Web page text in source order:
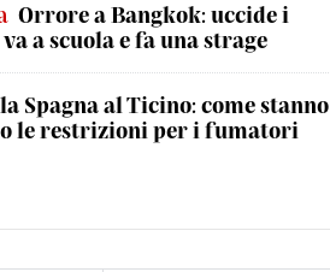
Orrore a Bangkok: uccide i
a scuola e fa una strage
Spagna al Ticino: come stanno
le restrizioni per i fumatori